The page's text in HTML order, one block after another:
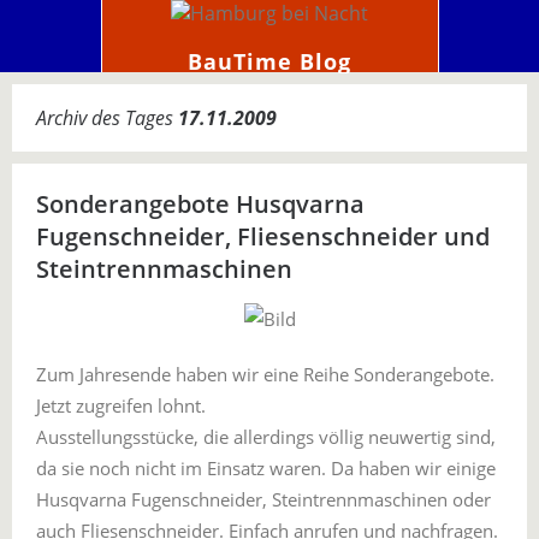
BauTime Blog
Archiv des Tages 17.11.2009
Sonderangebote Husqvarna
Fugenschneider, Fliesenschneider und
Steintrennmaschinen
Zum Jahresende haben wir eine Reihe Sonderangebote.
Jetzt zugreifen lohnt.
Ausstellungsstücke, die allerdings völlig neuwertig sind,
da sie noch nicht im Einsatz waren. Da haben wir einige
Husqvarna Fugenschneider, Steintrennmaschinen oder
auch Fliesenschneider. Einfach anrufen und nachfragen.